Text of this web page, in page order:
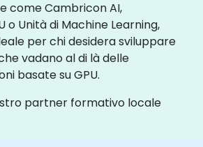
come Cambricon AI,
o Unità di Machine Learning,
per chi desidera sviluppare
vadano al di là delle
basate su GPU.
partner formativo locale